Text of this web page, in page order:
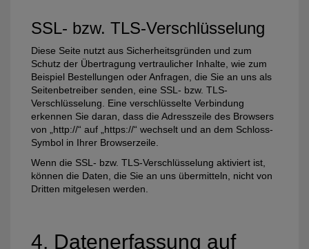
SSL- bzw. TLS-Verschlüsselung
Diese Seite nutzt aus Sicherheitsgründen und zum
Schutz der Übertragung vertraulicher Inhalte, wie zum
Beispiel Bestellungen oder Anfragen, die Sie an uns als
Seitenbetreiber senden, eine SSL- bzw. TLS-
Verschlüsselung. Eine verschlüsselte Verbindung
erkennen Sie daran, dass die Adresszeile des Browsers
von „http://“ auf „https://“ wechselt und an dem Schloss-
Symbol in Ihrer Browserzeile.
Wenn die SSL- bzw. TLS-Verschlüsselung aktiviert ist,
können die Daten, die Sie an uns übermitteln, nicht von
Dritten mitgelesen werden.
4. Datenerfassung auf